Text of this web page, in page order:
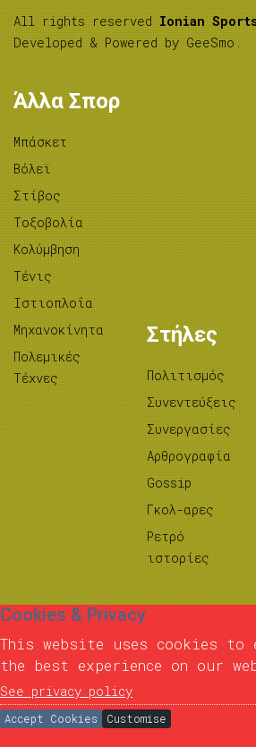
All rights reserved Ionian
Developed & Powered by GeeSmo
Άλλα Σπορ
Μπάσκετ
Βόλεϊ
Στίβος
Tοξοβολία
Κολύμβηση
Τένις
Ιστιοπλοΐα
Μηχανοκίνητα
Πολεμικές
Τέχνες
Στήλες
Πολιτισμός
Συνεντεύξεις
Συνεργασίες
Αρθρογραφία
Gossip
Γκολ-αρες
Ρετρό
ιστορίες
Cookies & Privacy
This website uses cookies to
the best experience on our
See privacy policy
Accept Cookies Customise